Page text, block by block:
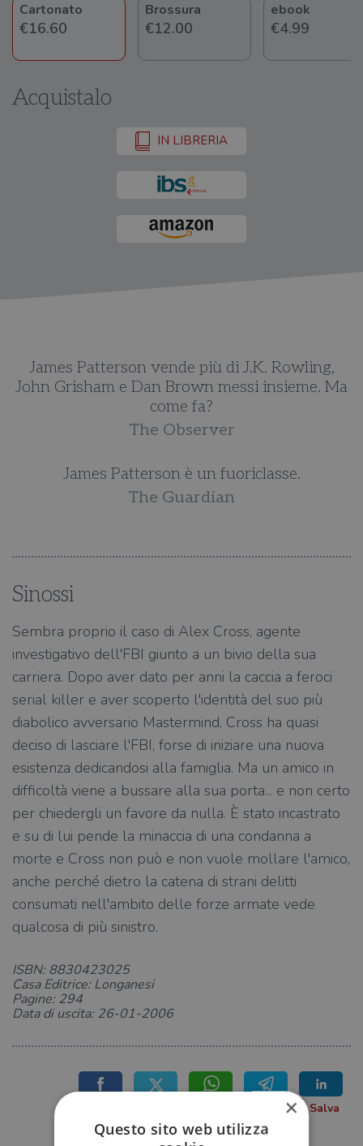
Cartonato
€16.60
Brossura
€12.00
ebook
€4.99
Acquistalo
IN LIBRERIA
James Patterson vende più di J.K. Rowling,
John Grisham e Dan Brown messi insieme. Ma
come fa?
The Observer
James Patterson è un fuoriclasse.
The Guardian
Sinossi
Sembra proprio il caso di Alex Cross, agente
investigativo dell'FBI giunto a un bivio della sua
carriera. Dopo aver dato per anni la caccia a feroci
serial killer e aver scoperto l'identità del suo più
diabolico avversario Mastermind, Cross ha quasi
deciso di lasciare l'FBI, forse di iniziare una nuova
esistenza dedicandosi alla famiglia. Ma un amico in
difficoltà viene a bussare alla sua porta... e non certo
per chiedergli un favore da nulla. È stato incastrato
e su di lui pende la minaccia di una condanna a
morte e Cross non può e non vuole mollare l'amico,
anche perché dietro la catena di strani delitti
consumati nell'ambito delle forze armate vede
qualcosa di più sinistro.
ISBN: 8830423025
Casa Editrice: Longanesi
Pagine: 294
Data di uscita: 26-01-2006
×
Questo sito web utilizza